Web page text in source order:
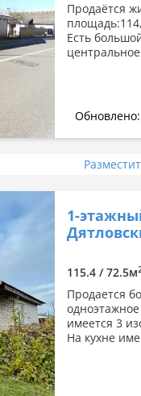
Продаётся
Есть
1-
115.4 / 72.5м
Продается
имеется 3
На кухне